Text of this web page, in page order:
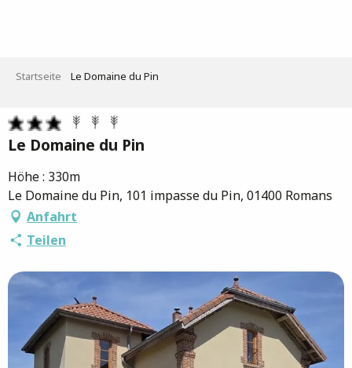
Startseite Le Domaine du Pin
Le Domaine du Pin
Höhe : 330m
Le Domaine du Pin, 101 impasse du Pin, 01400 Romans
Anfahrt
Teilen